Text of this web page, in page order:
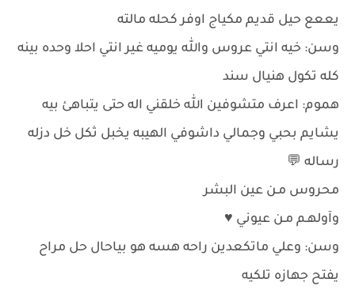
يععع حيل قديم مكياج اوفر كحله مالته
وسن: خيه انتي عروس والله يوميه غير انتي احلا وحده بينه
كله تكول هنيال سند
هموم: اعرف متشوفين الله خلقني اله حتى يتباهئ بيه
يشايم بحبي وجمالي داشوفي الهيبه يخبل ثكل خل دزله
رساله 💬
محروس مـن عين البشر
وآولهـم مـن عيوني ♥️
وسن: وعلي ماتكعدين راحه هسه هو بياحال حل مراح
يفتح جهازه تلكيه